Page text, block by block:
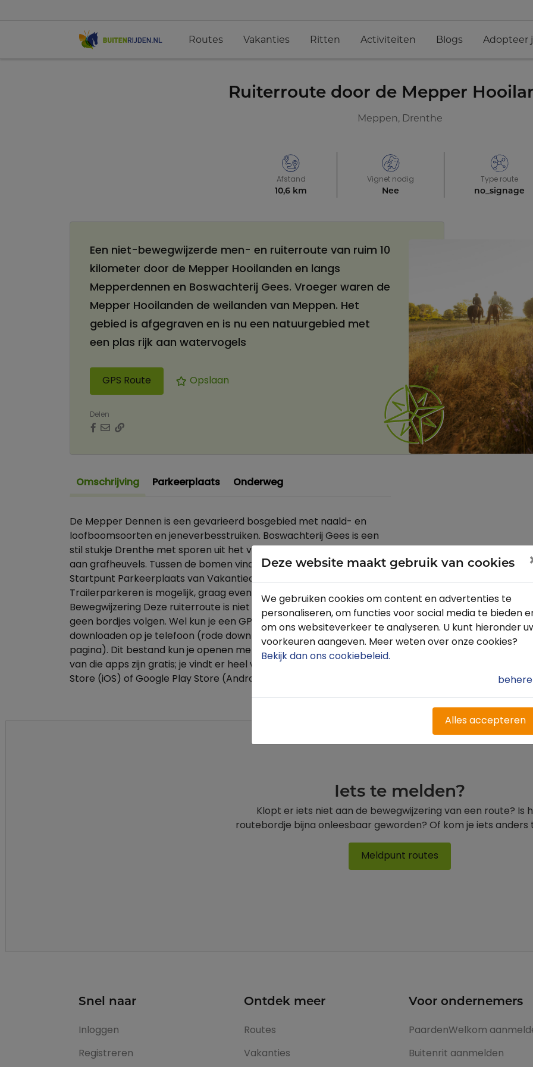
Routes Vakanties Ritten Activiteiten Blogs Adopteer
Ruiterroute door de Mepper
Meppen, Drenthe
Afstand
10,6 km
Vignet nodig
Nee
Type route
no_signage
Een niet-bewegwijzerde men- en ruiterroute van ruim 10
kilometer door de Mepper Hooilanden en langs
Mepperdennen en Boswachterij Gees. Vroeger waren de
Mepper Hooilanden de weilanden van Meppen. Het
gebied is afgegraven en is nu een natuurgebied met
een plas rijk aan watervogels
GPS Route Opslaan
Delen
Omschrijving Parkeerplaats Onderweg
De Mepper Dennen is een gevarieerd bosgebied met naald- en
loofboomsoorten en jeneverbesstruiken. Boswachterij Gees is een
stil stukje Drenthe met sporen uit het verleden. Van ping ruïnes tot
aan grafheuvels. Tussen de bomen vind je vennetjes en heidevelden.
Startpunt Parkeerplaats van Vakantieoord de Bronzen Emmer.
Trailerparkeren is mogelijk, graag even van tevoren bellen.
Bewegwijzering Deze ruiterroute is niet bewegwijzerd. Je kunt dus
geen bordjes volgen. Wel kun je een GPX bestand van deze route
downloaden op je telefoon (rode downloadknop bovenaan deze
pagina). Dit bestand kun je openen met een GPX app. De meeste
van die apps zijn gratis; je vindt er heel wat verschillende in de App
Store (iOS) of Google Play Store (Android).
Iets te melden?
Klopt er iets niet aan de bewegwijzering van een route? Is
routebordje bijna onleesbaar geworden? Of kom je iets anders
Meldpunt routes
Snel naar
Inloggen
Registreren
Ontdek meer
Routes
Vakanties
Voor ondernemers
PaardenWelkom
Buitenrit aanmelden
Deze website maakt gebruik van cookies
We gebruiken cookies om content en advertenties te
personaliseren, om functies voor social media te bieden
om ons websiteverkeer te analyseren. U kunt hieronder
voorkeuren aangeven. Meer weten over onze cookies?
Bekijk dan ons cookiebeleid.
Alles accepteren